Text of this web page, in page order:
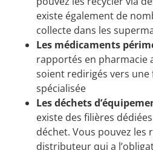
existe également de
collecte dans les
Les médicaments
rapportés en pharmacie
soient redirigés vers
spécialisée
Les déchets
existe des filières
déchet. Vous pouvez les
distributeur qui a